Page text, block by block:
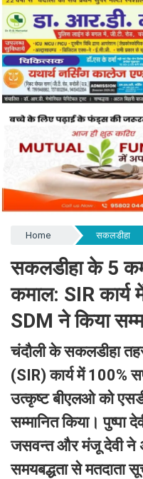
Home सकलडीहा
सकलडीहा के 5
कमाल: SIR
SDM ने किया
चंदौली के सकलडीहा
(SIR) कार्य में 100%
उत्कृष्ट बीएलओ को
सम्मानित किया। पुष्पा
जसवन्त और मंजू देवी ने
समयबद्धता से मतदाता